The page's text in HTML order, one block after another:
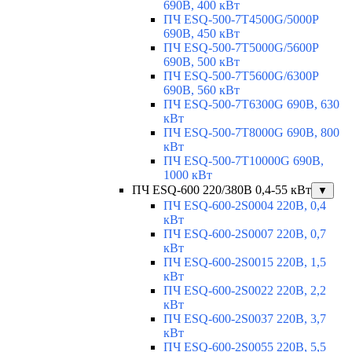
690В, 400 кВт
ПЧ ESQ-500-7T4500G/5000P
690В, 450 кВт
ПЧ ESQ-500-7T5000G/5600P
690В, 500 кВт
ПЧ ESQ-500-7T5600G/6300P
690В, 560 кВт
ПЧ ESQ-500-7T6300G 690В, 630
кВт
ПЧ ESQ-500-7T8000G 690В, 800
кВт
ПЧ ESQ-500-7T10000G 690В,
1000 кВт
ПЧ ESQ-600 220/380В 0,4-55 кВт
▼
ПЧ ESQ-600-2S0004 220В, 0,4
кВт
ПЧ ESQ-600-2S0007 220В, 0,7
кВт
ПЧ ESQ-600-2S0015 220В, 1,5
кВт
ПЧ ESQ-600-2S0022 220В, 2,2
кВт
ПЧ ESQ-600-2S0037 220В, 3,7
кВт
ПЧ ESQ-600-2S0055 220В, 5,5